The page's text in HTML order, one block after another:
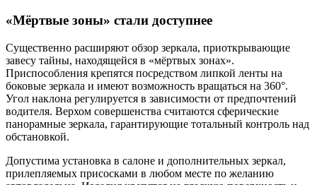
«Мёртвые зоны» стали доступнее
Существенно расширяют обзор зеркала, приоткрывающие
завесу тайны, находящейся в «мёртвых зонах».
Приспособления крепятся посредством липкой ленты на
боковые зеркала и имеют возможность вращаться на 360°.
Угол наклона регулируется в зависимости от предпочтений
водителя. Верхом совершенства считаются сферические
панорамные зеркала, гарантирующие тотальный контроль над
обстановкой.
Допустима установка в салоне и дополнительных зеркал,
прилепляемых присосками в любом месте по желанию